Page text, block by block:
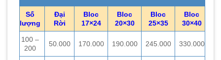
Số
lượng
Đại
Rời
Bloc
17×24
Bloc
20×30
Bloc
25×35
Bloc
30×40
100 –
200
50.000 170.000 190.000 245.000 330.000